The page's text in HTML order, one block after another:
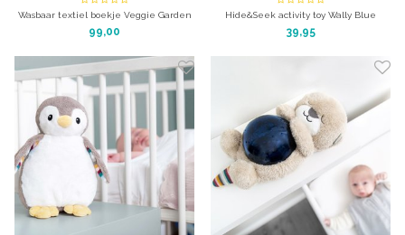
Wasbaar textiel boekje Veggie Garden
99,00
Hide&Seek activity toy Wally Blue
Merk: Don By Deer
39,95